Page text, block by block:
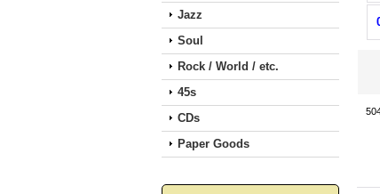
Jazz
Soul
Rock / World / etc.
45s
CDs
Paper Goods